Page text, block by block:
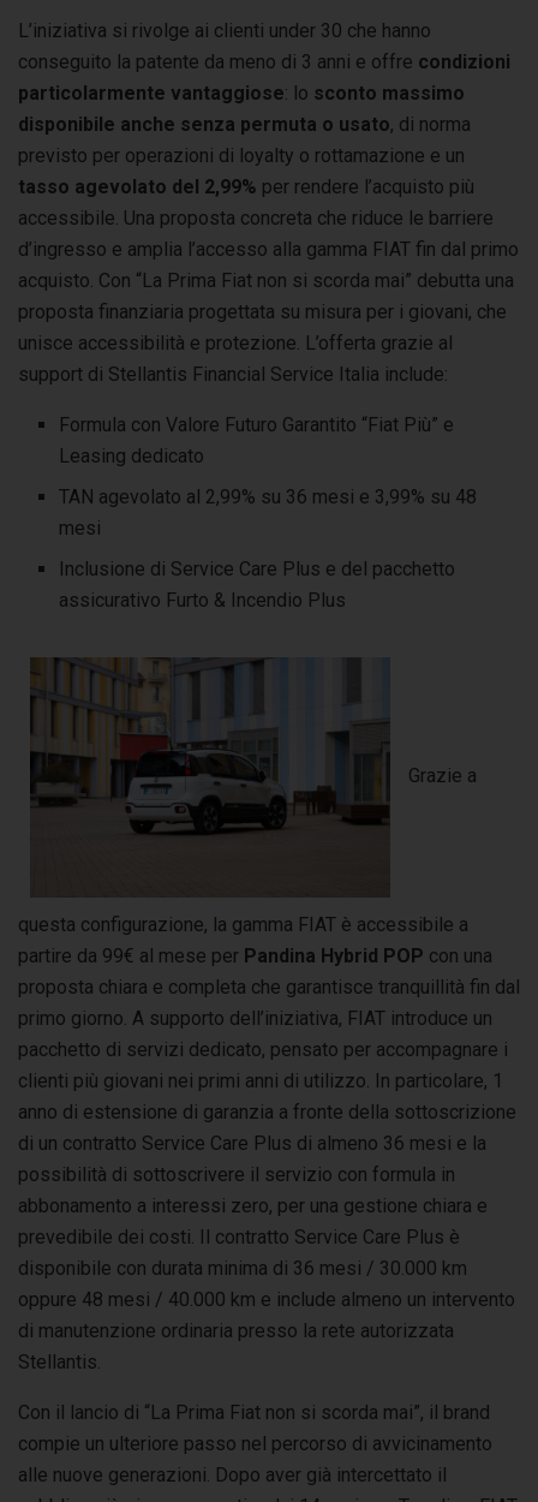
L’iniziativa si rivolge ai clienti under 30 che hanno
conseguito la patente da meno di 3 anni e offre condizioni
particolarmente vantaggiose: lo sconto massimo
disponibile anche senza permuta o usato, di norma
previsto per operazioni di loyalty o rottamazione e un
tasso agevolato del 2,99% per rendere l’acquisto più
accessibile. Una proposta concreta che riduce le barriere
d’ingresso e amplia l’accesso alla gamma FIAT fin dal primo
acquisto. Con “La Prima Fiat non si scorda mai” debutta una
proposta finanziaria progettata su misura per i giovani, che
unisce accessibilità e protezione. L’offerta grazie al
support di Stellantis Financial Service Italia include:
Formula con Valore Futuro Garantito “Fiat Più” e
Leasing dedicato
TAN agevolato al 2,99% su 36 mesi e 3,99% su 48
mesi
Inclusione di Service Care Plus e del pacchetto
assicurativo Furto & Incendio Plus
Grazie a
questa configurazione, la gamma FIAT è accessibile a
partire da 99€ al mese per Pandina Hybrid POP con una
proposta chiara e completa che garantisce tranquillità fin dal
primo giorno. A supporto dell’iniziativa, FIAT introduce un
pacchetto di servizi dedicato, pensato per accompagnare i
clienti più giovani nei primi anni di utilizzo. In particolare, 1
anno di estensione di garanzia a fronte della sottoscrizione
di un contratto Service Care Plus di almeno 36 mesi e la
possibilità di sottoscrivere il servizio con formula in
abbonamento a interessi zero, per una gestione chiara e
prevedibile dei costi. Il contratto Service Care Plus è
disponibile con durata minima di 36 mesi / 30.000 km
oppure 48 mesi / 40.000 km e include almeno un intervento
di manutenzione ordinaria presso la rete autorizzata
Stellantis.
Con il lancio di “La Prima Fiat non si scorda mai”, il brand
compie un ulteriore passo nel percorso di avvicinamento
alle nuove generazioni. Dopo aver già intercettato il